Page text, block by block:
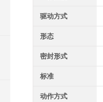
驱动方式
形态
密封形式
标准
动作方式